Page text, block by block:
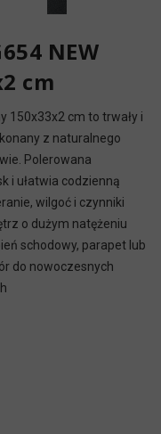
NEW
cm
150x33x2 cm to trwały i
z naturalnego
Polerowana
i ułatwia codzienną
wilgoć i czynniki
o dużym natężeniu
schodowy, parapet lub
do nowoczesnych